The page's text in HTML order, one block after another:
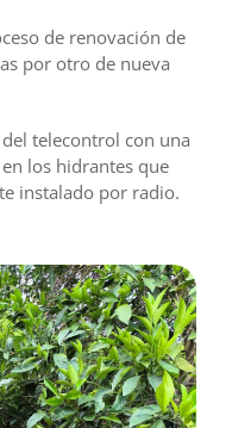
de renovación de
por otro de nueva
telecontrol con una
los hidrantes que
instalado por radio.